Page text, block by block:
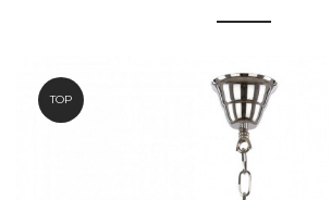
TOP